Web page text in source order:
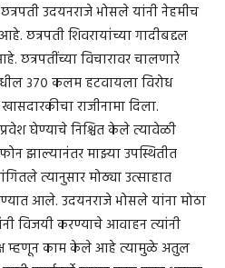
उदयनराजे भोसले यांनी नेहमीच
छत्रपती शिवरायांच्या गादीबद्दल
छत्रपतींच्या विचारावर चालणारे
३७० कलम हटवायला विरोध
राजीनामा दिला.
घेण्याचे निश्चित केले त्यावेळी
झाल्यानंतर माझ्या उपस्थितीत
त्यानुसार मोठ्या उत्साहात
आले. उदयनराजे भोसले यांना मोठा
विजयी करण्याचे आवाहन त्यांनी
म्हणून काम केले आहे त्यामुळे अतुल